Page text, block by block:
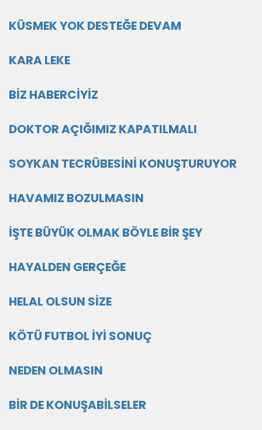
KÜSMEK YOK DESTEĞE DEVAM
KARA LEKE
BİZ HABERCİYİZ
DOKTOR AÇIĞIMIZ KAPATILMALI
SOYKAN TECRÜBESİNİ KONUŞTURUYOR
HAVAMIZ BOZULMASIN
İŞTE BÜYÜK OLMAK BÖYLE BİR ŞEY
HAYALDEN GERÇEĞE
HELAL OLSUN SİZE
KÖTÜ FUTBOL İYİ SONUÇ
NEDEN OLMASIN
BİR DE KONUŞABİLSELER